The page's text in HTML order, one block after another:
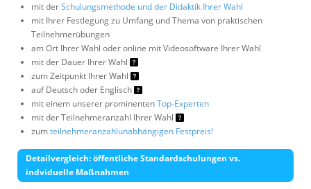
mit derSchulungsmethode und der Didaktik Ihrer Wahl
mit Ihrer Festlegung zu Umfang und Thema von praktischen
Teilnehmerübungen
am Ort Ihrer Wahl oder online mit Videosoftware Ihrer Wahl
mit der Dauer Ihrer Wahl
zum Zeitpunkt Ihrer Wahl
auf Deutsch oder Englisch
mit einem unserer prominentenTop-Experten
mit der Teilnehmeranzahl Ihrer Wahl
zumteilnehmeranzahlunabhängigen Festpreis!
Detailvergleich: öffentliche Standardschulungen vs.
indviduelle Maßnahmen